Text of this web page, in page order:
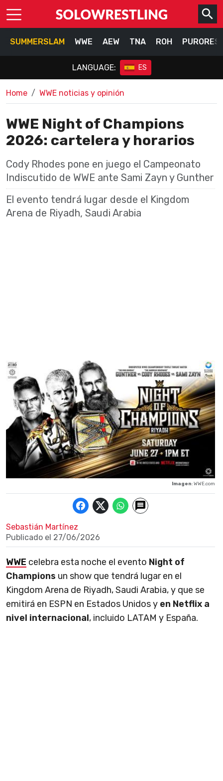
SUMMERSLAM WWE AEW TNA ROH
LANGUAGE: ES
Home WWE noticias y opinión
WWE Night of Champions
2026: cartelera y horarios
Cody Rhodes pone en juego el Campeonato
Indiscutido de WWE ante Sami Zayn y Gunther
El evento tendrá lugar desde el Kingdom
Arena de Riyadh, Saudi Arabia
Imagen: WWE.com
Sebastián Martínez
Publicado el 27/06/2026
WWE celebra esta noche el evento Night of
Champions un show que tendrá lugar en el
Kingdom Arena de Riyadh, Saudi Arabia, y que se
emitirá en ESPN en Estados Unidos y en Netflix a
nivel internacional, incluido LATAM y España.